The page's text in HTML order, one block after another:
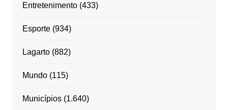
Entretenimento(433)
Esporte(934)
Lagarto(882)
Mundo(115)
Municípios(1.640)